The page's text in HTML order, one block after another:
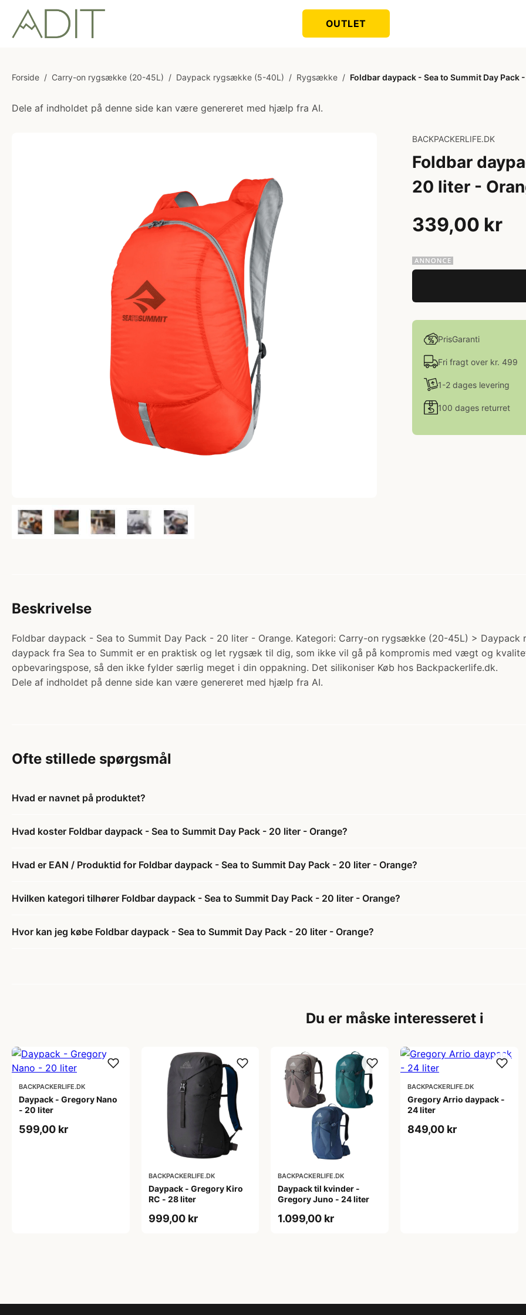
OUTLET
Forside / Carry-on rygsække (20-45L) / Daypack rygsække (5-40L) / Rygsække / Foldbar daypack - Sea to Summit Day Pack
Dele af indholdet på denne side kan være genereret med hjælp fra AI.
BACKPACKERLIFE.DK
Foldbar
20 liter -
339,00 kr
PrisGaranti
Fri fragt over kr. 499
1-2 dages levering
100 dages returret
Beskrivelse
Foldbar daypack - Sea to Summit Day Pack - 20 liter - Orange. Kategori: Carry-on rygsække (20-45L) >
daypack fra Sea to Summit er en praktisk og let rygsæk til dig, som ikke vil gå på kompromis med vægt og
opbevaringspose, så den ikke fylder særlig meget i din oppakning. Det silikoniser Køb hos Backpackerlife.dk.
Dele af indholdet på denne side kan være genereret med hjælp fra AI.
Ofte stillede spørgsmål
Hvad er navnet på produktet?
Hvad koster Foldbar daypack - Sea to Summit Day Pack - 20 liter - Orange?
Hvad er EAN / Produktid for Foldbar daypack - Sea to Summit Day Pack - 20 liter - Orange?
Hvilken kategori tilhører Foldbar daypack - Sea to Summit Day Pack - 20 liter - Orange?
Hvor kan jeg købe Foldbar daypack - Sea to Summit Day Pack - 20 liter - Orange?
Du er måske interesseret i
BACKPACKERLIFE.DK
Daypack - Gregory Nano
- 20 liter
599,00 kr
BACKPACKERLIFE.DK
Daypack - Gregory Kiro
RC - 28 liter
999,00 kr
BACKPACKERLIFE.DK
Daypack til kvinder -
Gregory Juno - 24 liter
1.099,00 kr
BACKPACKERLIFE.DK
Gregory Arrio daypack -
24 liter
849,00 kr